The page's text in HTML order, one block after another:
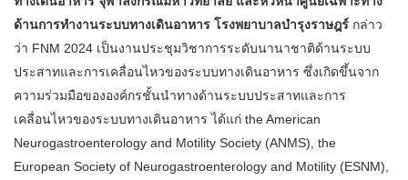
ด้านการทำงานระบบทางเดินอาหาร โรงพยาบาลบำรุงราษฎร์ กล่าว
ว่า FNM 2024 เป็นงานประชุมวิชาการระดับนานาชาติด้านระบบ
ประสาทและการเคลื่อนไหวของระบบทางเดินอาหาร ซึ่งเกิดขึ้นจาก
ความร่วมมือขององค์กรชั้นนำทางด้านระบบประสาทและการ
เคลื่อนไหวของระบบทางเดินอาหาร ได้แก่ the American
Neurogastroenterology and Motility Society (ANMS), the
European Society of Neurogastroenterology and Motility (ESNM),